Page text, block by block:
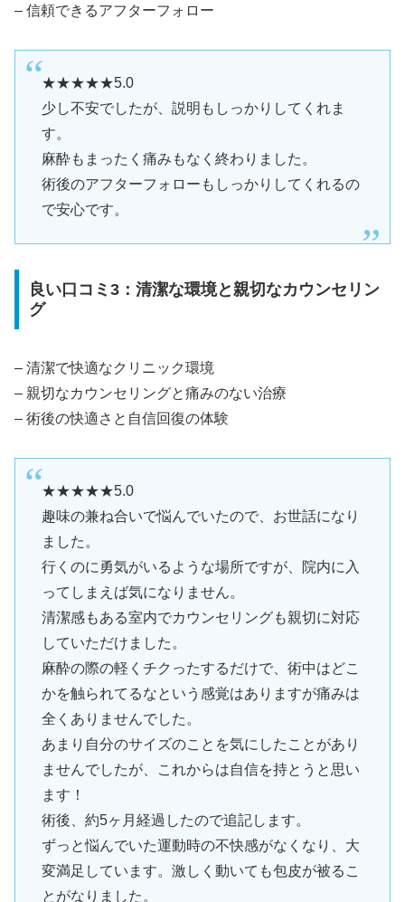
– 信頼できるアフターフォロー
★★★★★5.0
少し不安でしたが、説明もしっかりしてくれま
す。
麻酔もまったく痛みもなく終わりました。
術後のアフターフォローもしっかりしてくれるの
で安心です。
良い口コミ3：清潔な環境と親切なカウンセリン
グ
– 清潔で快適なクリニック環境
– 親切なカウンセリングと痛みのない治療
– 術後の快適さと自信回復の体験
★★★★★5.0
趣味の兼ね合いで悩んでいたので、お世話になり
ました。
行くのに勇気がいるような場所ですが、院内に入
ってしまえば気になりません。
清潔感もある室内でカウンセリングも親切に対応
していただけました。
麻酔の際の軽くチクったするだけで、術中はどこ
かを触られてるなという感覚はありますが痛みは
全くありませんでした。
あまり自分のサイズのことを気にしたことがあり
ませんでしたが、これからは自信を持とうと思い
ます！
術後、約5ヶ月経過したので追記します。
ずっと悩んでいた運動時の不快感がなくなり、大
変満足しています。激しく動いても包皮が被るこ
とがなりました。